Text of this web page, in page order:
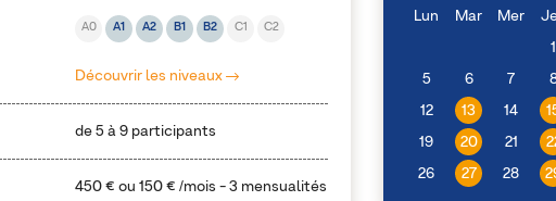
A0 A1 A2 B1 B2 C1 C2
Découvrir les niveaux
de 5 à 9 participants
450 € ou150 € /mois - 3 mensualités
Lun
Mar Mer
1
5 6 7
12 13 14
19 20 21
26 27 28